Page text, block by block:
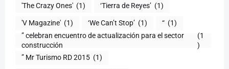
'The Crazy Ones' (1) ‘Tierra de Reyes’ (1)
'V Magazine' (1) ‘We Can’t Stop’ (1) “ (1)
” celebran encuentro de actualización para el sector
construcción
(1
)
” Mr Turismo RD 2015 (1)